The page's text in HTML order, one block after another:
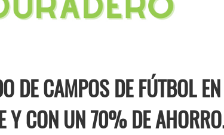
DE CAMPOS DE FÚTBOL
Y CON UN 70% DE